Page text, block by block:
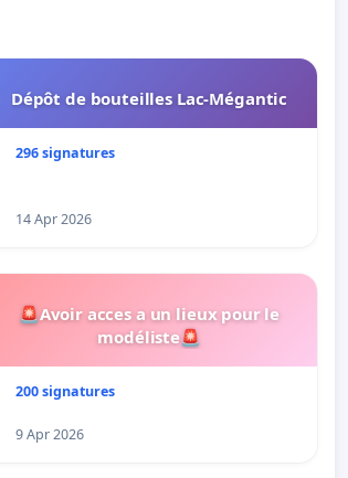
Dépôt de bouteilles Lac-Mégantic
296 signatures
14 Apr 2026
🚨Avoir acces a un lieux pour le
modéliste🚨
200 signatures
9 Apr 2026